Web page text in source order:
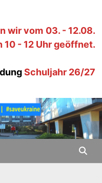
wirvom 03. - 12.08.
- 12 Uhr geöffnet.
Schuljahr 26/27